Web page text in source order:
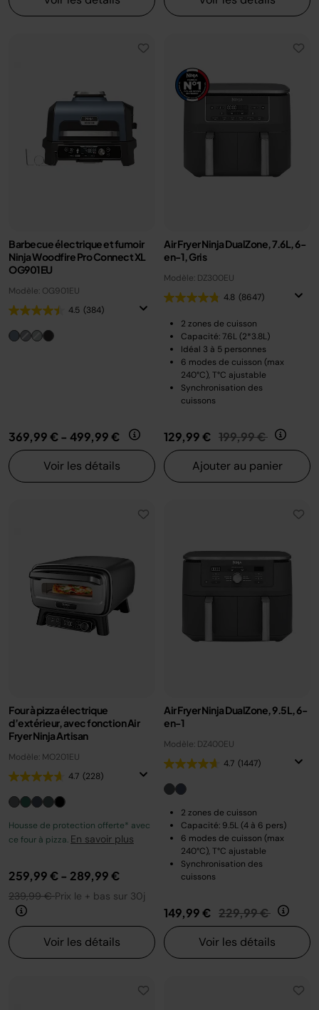
Barbecue électrique et fumoir
Ninja Woodfire Pro Connect XL
OG901EU
Modèle: OG901EU
4.5 (384)
369,99 €- 499,99 €
Voir les détails
Air Fryer Ninja DualZone, 7.6L, 6-
en-1, Gris
Modèle: DZ300EU
4.8 (8647)
2 zones de cuisson
Capacité: 7.6L (2*3.8L)
Idéal 3 à 5 personnes
6 modes de cuisson (max
240°C), T°C ajustable
Synchronisation des
cuissons
129,99 € Prix réduit de
199,99 € au
Ajouter au panier
Four à pizza électrique
d’extérieur, avec fonction Air
Fryer Ninja Artisan
Modèle: MO201EU
4.7 (228)
Housse de protection offerte* avec
ce four à pizza. En savoir plus
259,99 €- 289,99 €
239,99 €Prix le + bas sur 30j
Voir les détails
Air Fryer Ninja DualZone, 9.5L, 6-
en-1
Modèle: DZ400EU
4.7 (1447)
2 zones de cuisson
Capacité: 9.5L (4 à 6 pers)
6 modes de cuisson (max
240°C), T°C ajustable
Synchronisation des
cuissons
149,99 € Prix réduit de
229,99 € au
Voir les détails